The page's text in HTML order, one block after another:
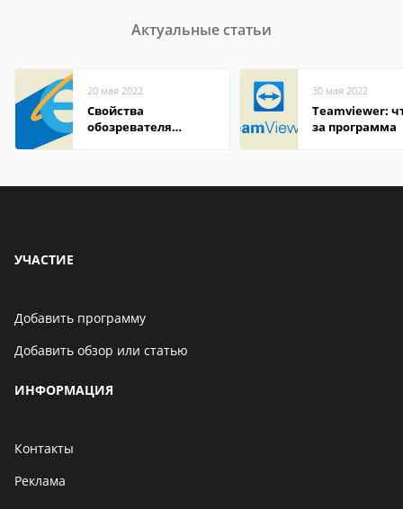
Актуальные статьи
20 мая 2022
Свойства
обозревателя
30 мая 2022
Teamviewer:
за программа
УЧАСТИЕ
Добавить программу
Добавить обзор или статью
ИНФОРМАЦИЯ
Контакты
Реклама